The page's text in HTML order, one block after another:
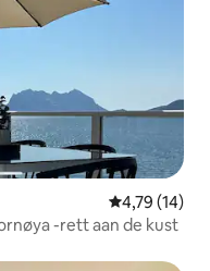
Gemiddelde
4,79 (14)
-rett aan de kust